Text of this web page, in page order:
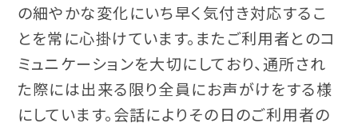
の細やかな変化にいち早く気付き対応するこ
とを常に心掛けています。またご利用者とのコ
ミュニケーションを大切にしており、通所され
た際には出来る限り全員にお声がけをする様
にしています。会話によりその日のご利用者の